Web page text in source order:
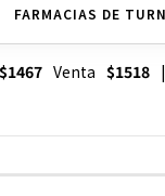
FARMACIAS DE
$1467Venta $1518|